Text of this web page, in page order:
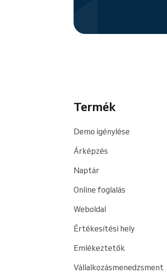
Termék
Demo igénylése
Árképzés
Naptár
Online foglalás
Weboldal
Értékesítési hely
Emlékeztetők
Vállalkozásmenedzsment